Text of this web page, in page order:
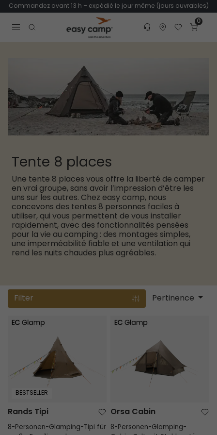
Commandez avant 13 h – expédié le jour même (jours ouvrables)
Open search modal
Customer service
Find dealer
Favorites
Cart
0
Tente 8 places
Une tente 8 places vous offre la liberté de camper
en vrai groupe, sans avoir l’impression d’être les
uns sur les autres. Chez easy camp, nous
concevons des tentes 8 personnes faciles à
utiliser, qui vous permettent de vous installer
rapidement, avec des fonctionnalités pensées
pour la vie au camping : des montages simples,
une imperméabilité fiable et une ventilation qui
rend les nuits chaudes plus agréables.
Filter Pertinence
Rands Tipi
BESTSELLER
Rands Tipi
8-Personen-Glamping-Tipi für
Orsa Cabin
Orsa Cabin
8-Personen-Glamping-